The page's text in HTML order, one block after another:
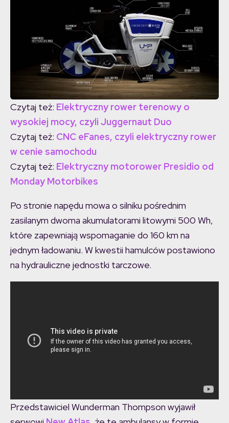
Czytaj też: Elektryczny rower terenowy o
wysokiej mocy, czyli Juggernaut Duo
Czytaj też: CNC eFanes, czyli elektryczny rower
w cenie samochodu
Czytaj też: Elektryczny motorower Presidio od
Monday Motorbikes
Po stronie napędu mowa o silniku pośrednim
zasilanym dwoma akumulatorami litowymi 500 Wh,
które zapewniają wspomaganie do 160 km na
jednym ładowaniu. W kwestii hamulców postawiono
na hydrauliczne jednostki tarczowe.
Przedstawiciel Wunderman Thompson wyjawił